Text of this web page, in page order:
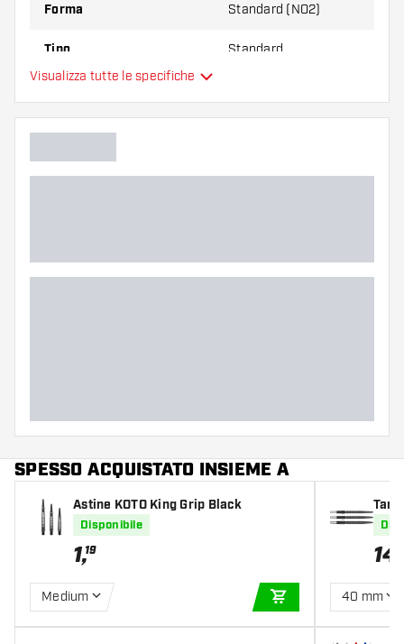
Forma Standard (NO2)
Tipo Standard
Colore principale
Visualizza tutte le specifiche
SPESSO ACQUISTATO INSIEME A
Astine KOTO King Grip Black
Disponibile
1,19
Medium
AGGIUNGI AL
14
40 mm